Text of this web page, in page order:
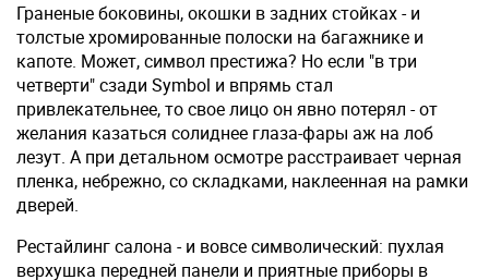
Граненые боковины, окошки в задних стойках - и
толстые хромированные полоски на багажнике и
капоте. Может, символ престижа? Но если "в три
четверти" сзади Symbol и впрямь стал
привлекательнее, то свое лицо он явно потерял - от
желания казаться солиднее глаза-фары аж на лоб
лезут. А при детальном осмотре расстраивает черная
пленка, небрежно, со складками, наклеенная на рамки
дверей.
Рестайлинг салона - и вовсе символический: пухлая
верхушка передней панели и приятные приборы в